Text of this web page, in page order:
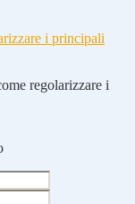
i principali
regolarizzare i